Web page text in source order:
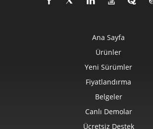
Ana Sayfa
Ürünler
Yeni Sürümler
Fiyatlandırma
Belgeler
Canlı Demolar
Ücretsiz Destek